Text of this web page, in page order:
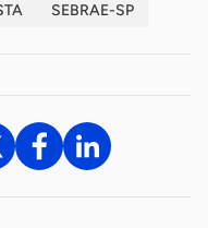
SEBRAE-SP